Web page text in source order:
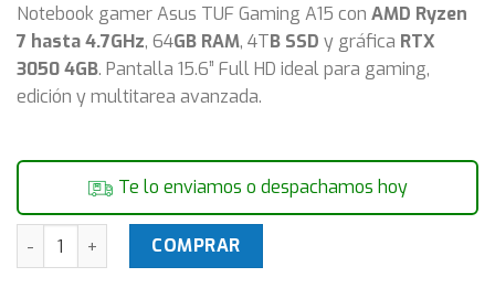
Notebook gamer Asus TUF Gaming A15 con AMD Ryzen
7 hasta 4.7GHz, 64GB RAM, 4TB SSD y gráfica RTX
3050 4GB. Pantalla 15.6” Full HD ideal para gaming,
edición y multitarea avanzada.
Te lo enviamos o despachamos hoy
Notebook Gamer Asus TUF Gaming A15 Ryzen 7 4.7Ghz
COMPRAR